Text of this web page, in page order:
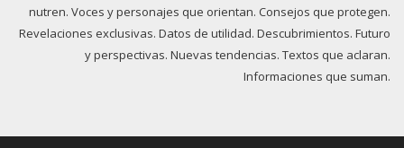
nutren. Voces y personajes que orientan. Consejos que protegen.
Revelaciones exclusivas. Datos de utilidad. Descubrimientos. Futuro
y perspectivas. Nuevas tendencias. Textos que aclaran.
Informaciones que suman.